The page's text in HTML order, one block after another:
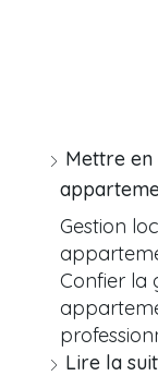
Mettre
Gestion
Confier la
Lire la